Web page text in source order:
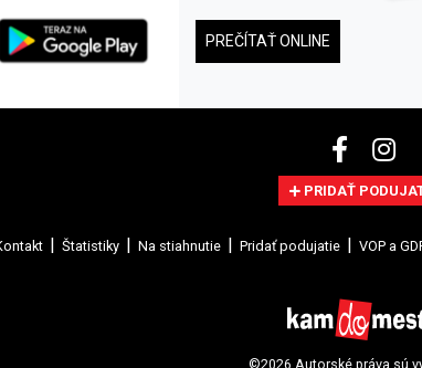
PREČÍTAŤ ONLINE
PRIDAŤ
Štatistiky Na stiahnutie Pridať podujatie VOP a
©2026 Autorské práva sú